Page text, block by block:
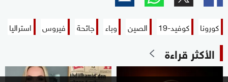
كورونا كوفيد-19 الصين وباء جائحة فيروس استراليا
الأكثر قراءة